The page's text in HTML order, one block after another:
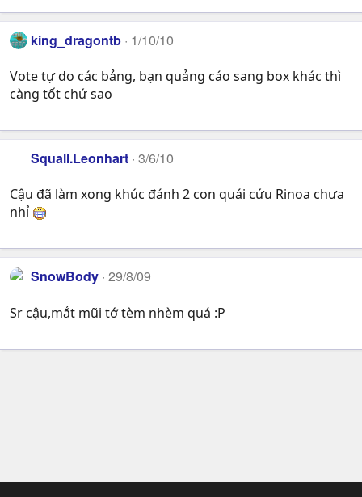
king_dragontb 1/10/10
Vote tự do các bảng, bạn quảng cáo sang box khác thì
càng tốt chứ sao
Squall.Leonhart 3/6/10
Cậu đã làm xong khúc đánh 2 con quái cứu Rinoa chưa
nhỉ
SnowBody 29/8/09
Sr cậu,mắt mũi tớ tèm nhèm quá :P